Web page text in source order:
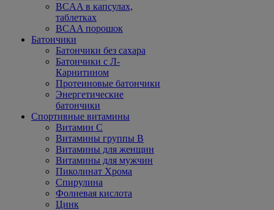
BCAA в капсулах,
таблетках
BCAA порошок
Батончики
Батончики без сахара
Батончики с Л-
Карнитином
Протеиновые батончики
Энергетические
батончики
Спортивные витамины
Витамин С
Витамины группы В
Витамины для женщин
Витамины для мужчин
Пиколинат Хрома
Спирулина
Фолиевая кислота
Цинк